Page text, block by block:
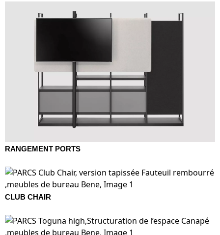
RANGEMENT PORTS
CLUB CHAIR